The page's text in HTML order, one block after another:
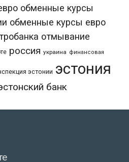
обменные курсы
обменные курсы евро
отмывание
россия украина финансовая
эстонии эстония
банк